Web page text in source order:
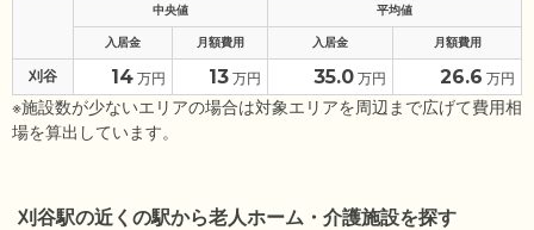
中央値 平均値
入居金 月額費用 入居金 月額費用
刈谷 14 万円 13 万円 35.0 万円 26.6 万円
※施設数が少ないエリアの場合は対象エリアを周辺まで広げて費用相
場を算出しています。
刈谷駅の近くの駅から老人ホーム・介護施設を探す